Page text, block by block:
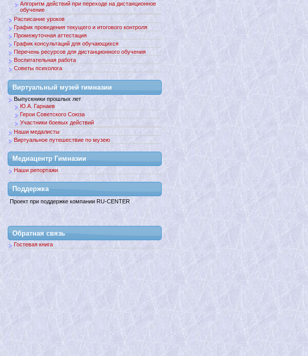
Алгоритм действий при переходе на дистанционное
обучение
Расписание уроков
График проведения текущего и итогового контроля
Промежуточная аттестация
График консультаций для обучающихся
Перечень ресурсов для дистанционного обучения
Воспитательная работа
Советы психолога
Виртуальный музей гимназии
Выпускники прошлых лет
Ю.А. Гарнаев
Герои Советского Союза
Участники боевых действий
Наши медалисты
Виртуальное путешествие по музею
Медиацентр Гимназии
Наши репортажи
Поддержкa
Проект при поддержке компании RU-CENTER
Обратная связь
Гостевая книга